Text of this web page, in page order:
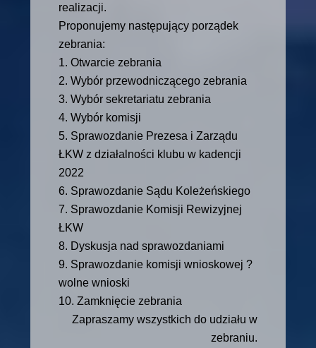
realizacji.
Proponujemy następujący porządek
zebrania:
1. Otwarcie zebrania
2. Wybór przewodniczącego zebrania
3. Wybór sekretariatu zebrania
4. Wybór komisji
5. Sprawozdanie Prezesa i Zarządu
ŁKW z działalności klubu w kadencji
2022
6. Sprawozdanie Sądu Koleżeńskiego
7. Sprawozdanie Komisji Rewizyjnej
ŁKW
8. Dyskusja nad sprawozdaniami
9. Sprawozdanie komisji wnioskowej ?
wolne wnioski
10. Zamknięcie zebrania
Zapraszamy wszystkich do udziału w
zebraniu.